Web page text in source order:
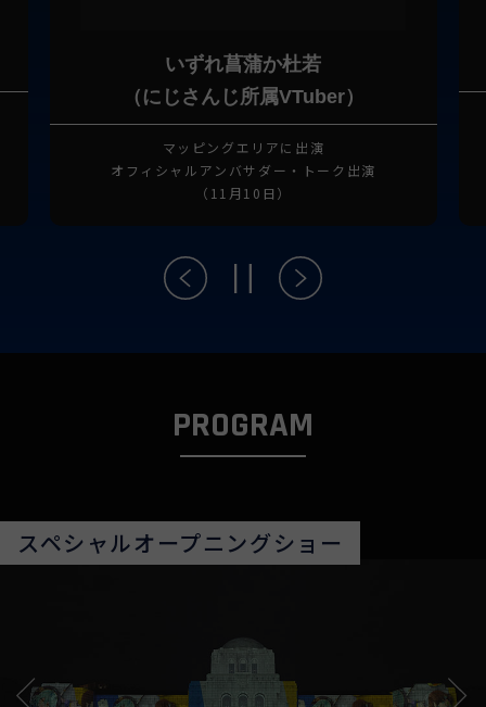
Ryubi Miyase
スペシャルライブ with ドローンショー
（11月7日)
PROGRAM
スペシャルオープニングショー